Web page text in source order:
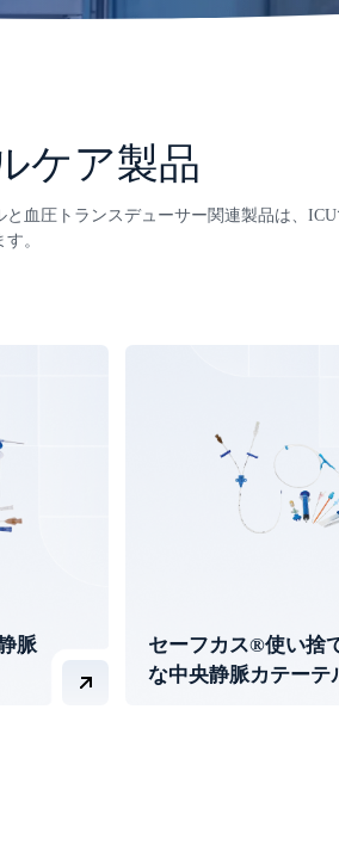
ケア製品
と血圧トランスデューサー関連製品は、
。
脈
セーフカス®使い捨
な中央静脈カテーテ